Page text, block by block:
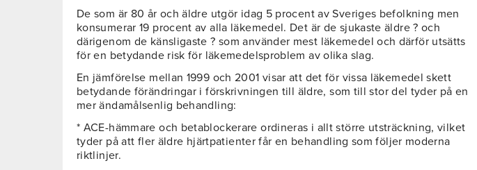
De som är 80 år och äldre utgör idag 5 procent av Sveriges befolkning men
konsumerar 19 procent av alla läkemedel. Det är de sjukaste äldre ? och
därigenom de känsligaste ? som använder mest läkemedel och därför utsätts
för en betydande risk för läkemedelsproblem av olika slag.
En jämförelse mellan 1999 och 2001 visar att det för vissa läkemedel skett
betydande förändringar i förskrivningen till äldre, som till stor del tyder på en
mer ändamålsenlig behandling:
* ACE-hämmare och betablockerare ordineras i allt större utsträckning, vilket
tyder på att fler äldre hjärtpatienter får en behandling som följer moderna
riktlinjer.